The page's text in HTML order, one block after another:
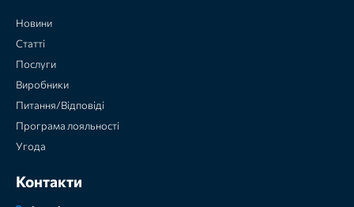
Новини
Статті
Послуги
Виробники
Питання/Відповіді
Програма лояльності
Угода
Контакти